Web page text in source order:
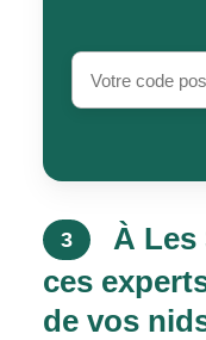
3
À Les
ces
de vos